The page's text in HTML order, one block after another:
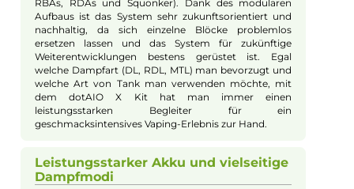
Kompaktes und ergonomisches
Design
Mit einer Höhe von 90.0 mm und einer Breite von 47.0
mm liegt das neue dotAIO X Kit in der “Essential“
Version kompakt in der Hand und seine
ergonomische Formgebung erlaubt eine komfortable
Bedienung. Sein elegantes und eher geradliniges
Design weiß auf Anhieb zu gefallen und die
echten Handschmeichler.